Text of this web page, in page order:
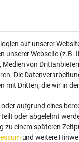
auf unserer
unserer Webseite (z.B.
Medien von
Die
mit Dritten, die wir in
aufgrund eines
oder abgelehnt
zu einem späteren
und weitere